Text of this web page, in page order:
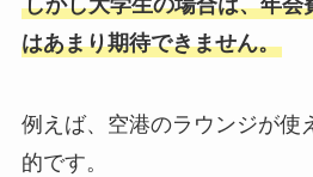
しかし大学生の場合は、年会
はあまり期待できません。
例えば、空港のラウンジが使
的です。